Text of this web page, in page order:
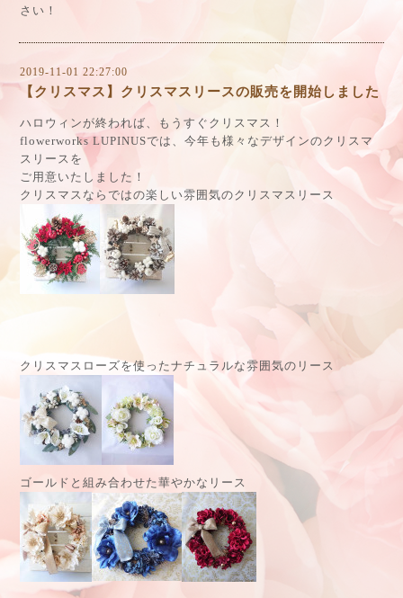
さい！
2019-11-01 22:27:00
【クリスマス】クリスマスリースの販売を開始しました
ハロウィンが終われば、もうすぐクリスマス！
flowerworks LUPINUSでは、今年も様々なデザインのクリスマ
スリースを
ご用意いたしました！
クリスマスならではの楽しい雰囲気のクリスマスリース
クリスマスローズを使ったナチュラルな雰囲気のリース
ゴールドと組み合わせた華やかなリース